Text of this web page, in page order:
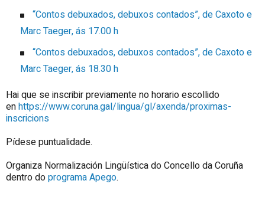
“Contos debuxados, debuxos contados”, de Caxoto e
Marc Taeger, ás 17.00 h
“Contos debuxados, debuxos contados”, de Caxoto e
Marc Taeger, ás 18.30 h
Hai que se inscribir previamente no horario escollido
enhttps://www.coruna.gal/lingua/gl/axenda/proximas-
inscricions
Pídese puntualidade.
Organiza Normalización Lingüística do Concello da Coruña
dentro doprograma Apego.